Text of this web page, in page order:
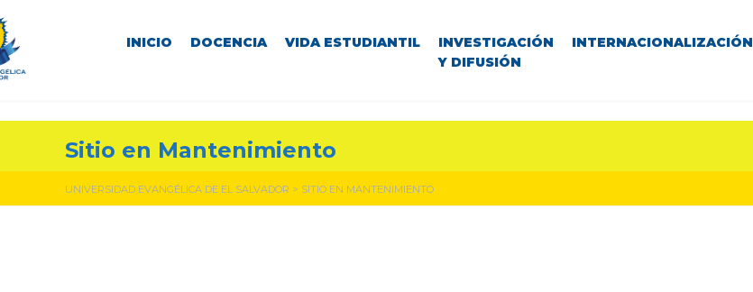
INICIO DOCENCIA VIDA ESTUDIANTIL
INVESTIGACIÓN
Y DIFUSIÓN
INTERNACIONALIZACIÓN
Sitio en Mantenimiento
UNIVERSIDAD EVANGÉLICA DE EL SALVADOR > SITIO EN MANTENIMIENTO